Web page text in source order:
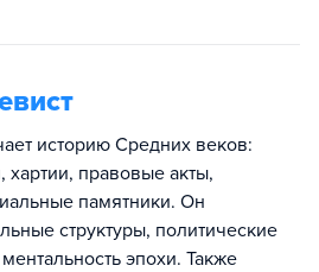
историю Средних веков:
хартии, правовые акты,
памятники. Он
структуры, политические
эпохи. Также